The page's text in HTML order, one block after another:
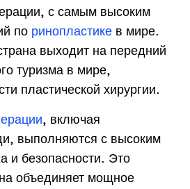
с самым высоким
по ринопластикев мире.
выходит на передний
туризма в мире,
пластической хирургии.
, включая
выполняются с высоким
и безопасности. Это
объединяет мощное